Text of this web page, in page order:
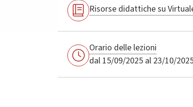
Risorse didattiche su
Orario delle lezioni
dal 15/09/2025 al 23/10/